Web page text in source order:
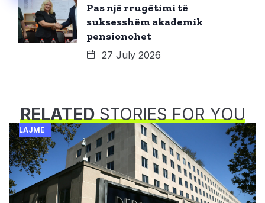
Pas një rrugëtimi të
suksesshëm akademik
pensionohet
27 July 2026
RELATEDSTORIES FOR YOU
LAJME